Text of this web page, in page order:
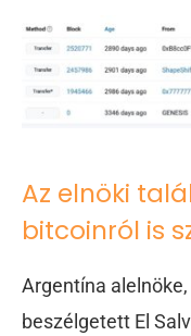
Az elnöki
bitcoinról is
Argentína
beszélgetett El